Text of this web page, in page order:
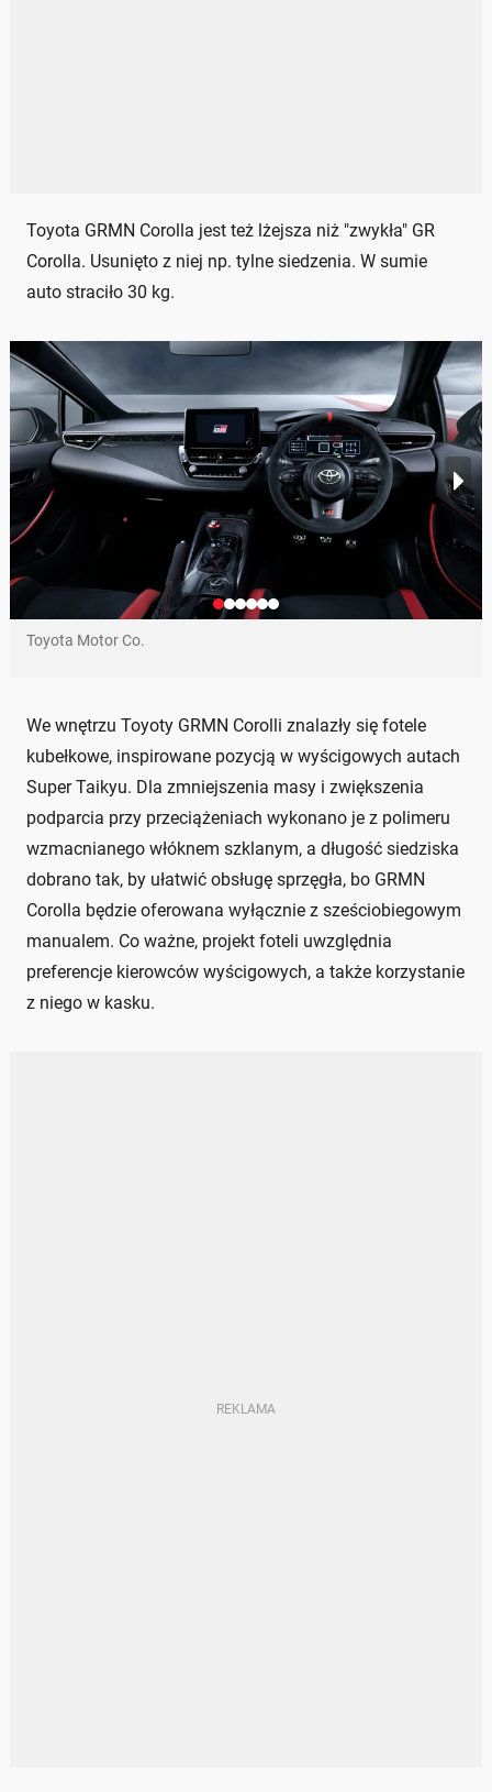
Toyota GRMN Corolla jest też lżejsza niż "zwykła" GR
Corolla. Usunięto z niej np. tylne siedzenia. W sumie
auto straciło 30 kg.
Toyota Motor Co.
We wnętrzu Toyoty GRMN Corolli znalazły się fotele
kubełkowe, inspirowane pozycją w wyścigowych autach
Super Taikyu. Dla zmniejszenia masy i zwiększenia
podparcia przy przeciążeniach wykonano je z polimeru
wzmacnianego włóknem szklanym, a długość siedziska
dobrano tak, by ułatwić obsługę sprzęgła, bo GRMN
Corolla będzie oferowana wyłącznie z sześciobiegowym
manualem. Co ważne, projekt foteli uwzględnia
preferencje kierowców wyścigowych, a także korzystanie
z niego w kasku.